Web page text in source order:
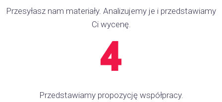
Przesyłasz nam materiały. Analizujemy je i przedstawiamy
Ci wycenę.
Przedstawiamy propozycję współpracy.